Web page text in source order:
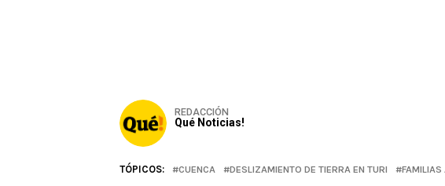
REDACCIÓN
Qué Noticias!
TÓPICOS: CUENCA DESLIZAMIENTO DE TIERRA EN TURI FAMILIAS